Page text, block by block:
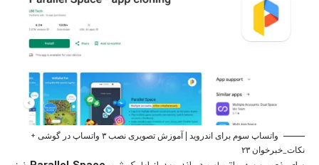
واتساپ سوم برای اندروید | آموزش تصویری نصب ۳ واتساپ در گوشی +
نکات_خبرخوان ۲۳